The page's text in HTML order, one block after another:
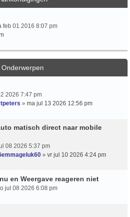
feb 01 2016 8:07 pm
Onderwerpen
2026 7:47 pm
» ma jul 13 2026 12:56 pm
matisch direct naar mobile
08 2026 5:37 pm
» vr jul 10 2026 4:24 pm
en Weergave reageren niet
jul 08 2026 6:08 pm